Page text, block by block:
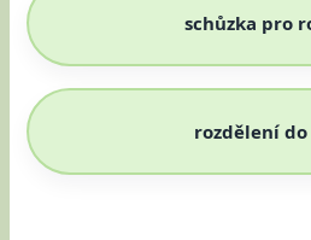
schůzka pro
rozdělení